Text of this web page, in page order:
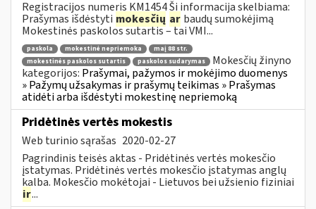
Registracijos numeris KM1454 Ši informacija skelbiama:
Prašymas išdėstyti mokesčių ar baudų sumokėjimą
Mokestinės paskolos sutartis – tai VMI...
paskola mokestinė nepriemoka
maį 88 str.
mokestinės paskolos sutartis
paskolos sudarymas
Mokesčių žinyno
kategorijos: Prašymai, pažymos ir mokėjimo duomenys
» Pažymų užsakymas ir prašymų teikimas » Prašymas
atidėti arba išdėstyti mokestinę nepriemoką
Pridėtinės vertės mokestis
Web turinio sąrašas 2020-02-27
Pagrindinis teisės aktas - Pridėtinės vertės mokesčio
įstatymas. Pridėtinės vertės mokesčio įstatymas anglų
kalba. Mokesčio mokėtojai - Lietuvos bei užsienio fiziniai
ir...